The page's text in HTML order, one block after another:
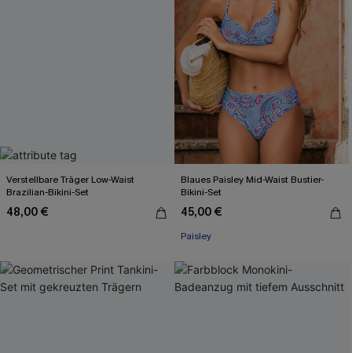
Verstellbare Träger Low-Waist
Brazilian-Bikini-Set
48,00 €
Blaues Paisley Mid-Waist Bustier-
Bikini-Set
45,00 €
Paisley